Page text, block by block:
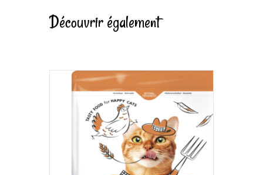
Découvrir également